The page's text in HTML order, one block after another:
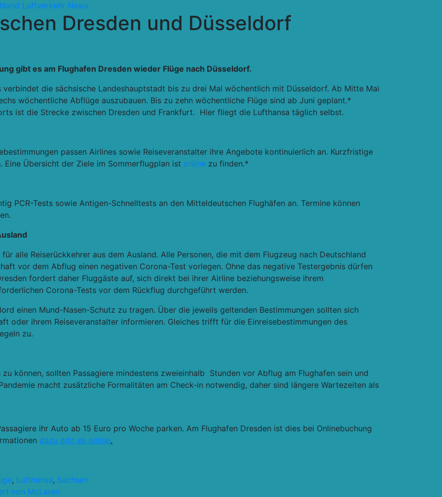
Luftverkehr News
Dresden und Düsseldorf
gibt es am Flughafen Dresden wieder Flüge nach Düsseldorf.
verbindet die sächsische Landeshauptstadt bis zu drei Mal wöchentlich mit Düsseldorf. Ab Mitte Mai
wöchentliche Abflüge auszubauen. Bis zu zehn wöchentliche Flüge sind ab Juni geplant.*
ist die Strecke zwischen Dresden und Frankfurt. Hier fliegt die Lufthansa täglich selbst.
passen Airlines sowie Reiseveranstalter ihre Angebote kontinuierlich an. Kurzfristige
Übersicht der Ziele im Sommerflugplan ist online zu finden.*
PCR-Tests sowie Antigen-Schnelltests an den Mitteldeutschen Flughäfen an. Termine können
alle Reiserückkehrer aus dem Ausland. Alle Personen, die mit dem Flugzeug nach Deutschland
vor dem Abflug einen negativen Corona-Test vorlegen. Ohne das negative Testergebnis dürfen
fordert daher Fluggäste auf, sich direkt bei ihrer Airline beziehungsweise ihrem
Corona-Tests vor dem Rückflug durchgeführt werden.
einen Mund-Nasen-Schutz zu tragen. Über die jeweils geltenden Bestimmungen sollten sich
oder ihrem Reiseveranstalter informieren. Gleiches trifft für die Einreisebestimmungen des
zu.
können, sollten Passagiere mindestens zweieinhalb Stunden vor Abflug am Flughafen sein und
macht zusätzliche Formalitäten am Check-in notwendig, daher sind längere Wartezeiten als
ihr Auto ab 15 Euro pro Woche parken. Am Flughafen Dresden ist dies bei Onlinebuchung
dazu gibt es online.
, Lufthansa, Sachsen
von McLaren